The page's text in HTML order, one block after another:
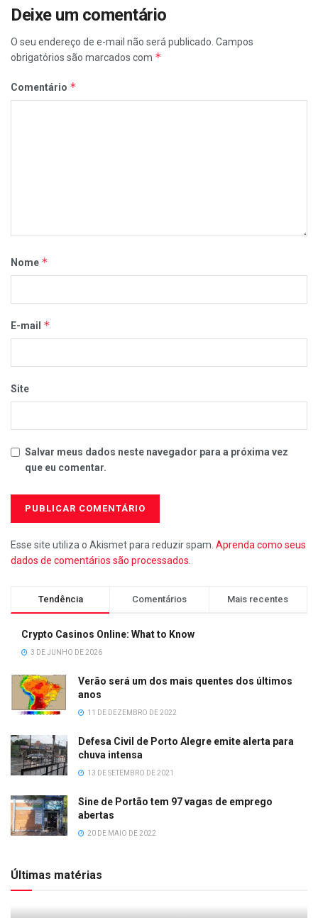
Deixe um comentário
O seu endereço de e-mail não será publicado. Campos
obrigatórios são marcados com *
Comentário *
Nome *
E-mail *
Site
Salvar meus dados neste navegador para a próxima vez
que eu comentar.
Esse site utiliza o Akismet para reduzir spam. Aprenda como seus
dados de comentários são processados.
Tendência Comentários Mais recentes
Crypto Casinos Online: What to Know
3 DE JUNHO DE 2026
Verão será um dos mais quentes dos últimos
anos
11 DE DEZEMBRO DE 2022
Defesa Civil de Porto Alegre emite alerta para
chuva intensa
13 DE SETEMBRO DE 2021
Sine de Portão tem 97 vagas de emprego
abertas
20 DE MAIO DE 2022
Últimas matérias